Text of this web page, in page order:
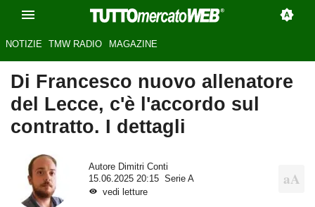
NOTIZIE TMW RADIO MAGAZINE
Di Francesco nuovo allenatore
del Lecce, c'è l'accordo sul
contratto. I dettagli
Autore Dimitri Conti
15.06.2025 20:15
Serie A
vedi letture